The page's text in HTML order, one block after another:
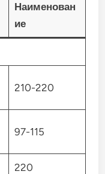
Наименован
ие
210-220
97-115
220